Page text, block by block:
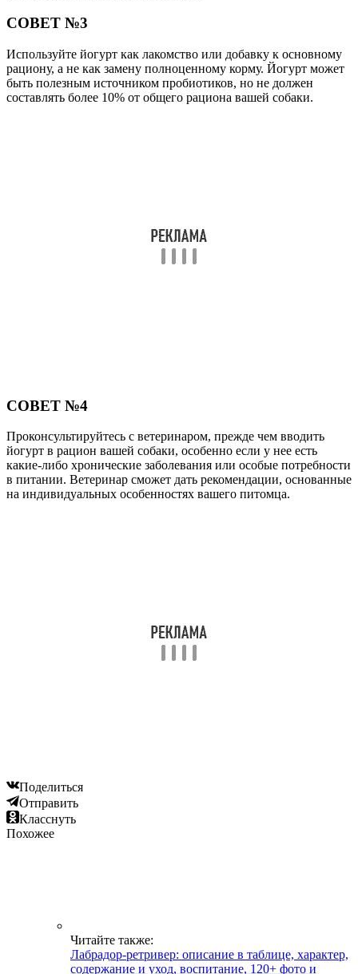
СОВЕТ №3
Используйте йогурт как лакомство или добавку к основному
рациону, а не как замену полноценному корму. Йогурт может
быть полезным источником пробиотиков, но не должен
составлять более 10% от общего рациона вашей собаки.
СОВЕТ №4
Проконсультируйтесь с ветеринаром, прежде чем вводить
йогурт в рацион вашей собаки, особенно если у нее есть
какие-либо хронические заболевания или особые потребности
в питании. Ветеринар сможет дать рекомендации, основанные
на индивидуальных особенностях вашего питомца.
Поделиться
Отправить
Класснуть
Похожее
Читайте также:
Лабрадор-ретривер: описание в таблице, характер,
содержание и уход, воспитание, 120+ фото и